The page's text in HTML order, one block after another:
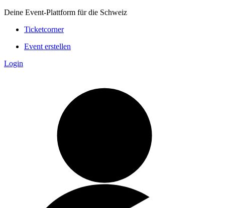
Deine Event-Plattform für die Schweiz
Ticketcorner
Event erstellen
Login